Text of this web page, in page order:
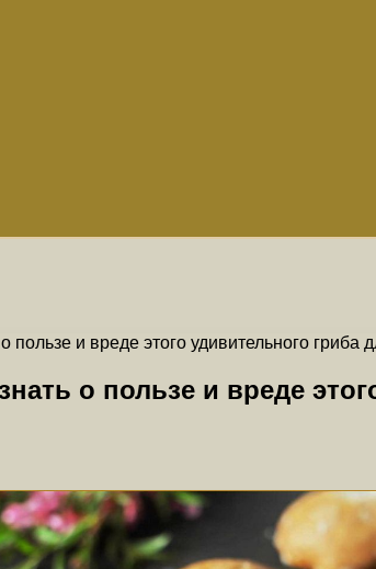
и вреде этого удивительного гриба
о пользе и вреде